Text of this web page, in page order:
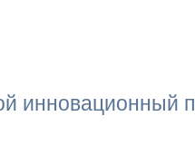
инновационный